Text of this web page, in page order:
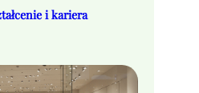
i kariera